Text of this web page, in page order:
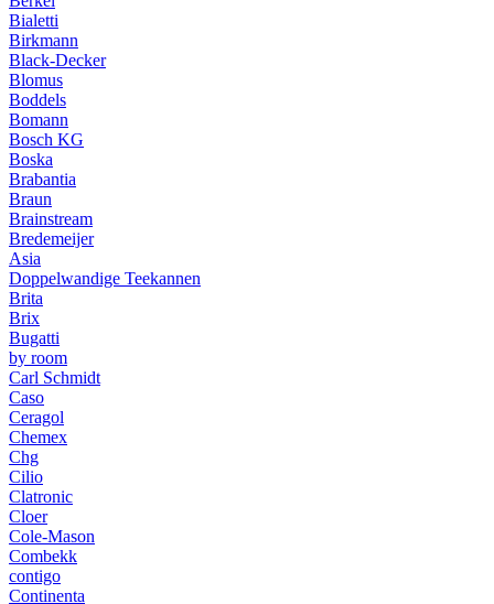
Bialetti
Birkmann
Black-Decker
Blomus
Boddels
Bomann
Bosch KG
Boska
Brabantia
Braun
Brainstream
Bredemeijer
Asia
Doppelwandige Teekannen
Brita
Brix
Bugatti
by room
Carl Schmidt
Caso
Ceragol
Chemex
Chg
Cilio
Clatronic
Cloer
Cole-Mason
Combekk
contigo
Continenta